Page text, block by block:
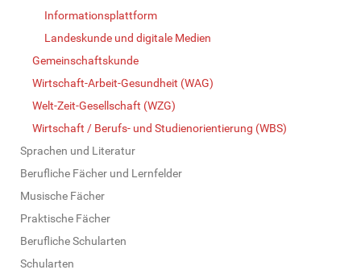
Informationsplattform
Landeskunde und digitale Medien
Gemeinschaftskunde
Wirtschaft-Arbeit-Gesundheit (WAG)
Welt-Zeit-Gesellschaft (WZG)
Wirtschaft / Berufs- und Studienorientierung (WBS)
Sprachen und Literatur
Berufliche Fächer und Lernfelder
Musische Fächer
Praktische Fächer
Berufliche Schularten
Schularten